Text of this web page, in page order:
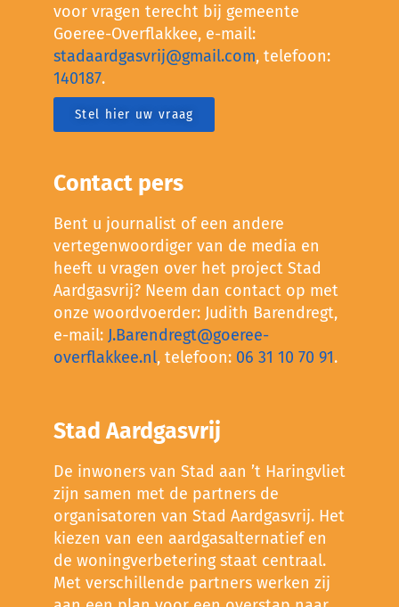
voor vragen terecht bij gemeente
Goeree-Overflakkee, e-mail:
stadaardgasvrij@gmail.com, telefoon:
140187.
Stel hier uw vraag
Contact pers
Bent u journalist of een andere
vertegenwoordiger van de media en
heeft u vragen over het project Stad
Aardgasvrij? Neem dan contact op met
onze woordvoerder: Judith Barendregt,
e-mail: J.Barendregt@goeree-
overflakkee.nl, telefoon: 06 31 10 70 91.
Stad Aardgasvrij
De inwoners van Stad aan ’t Haringvliet
zijn samen met de partners de
organisatoren van Stad Aardgasvrij. Het
kiezen van een aardgasalternatief en
de woningverbetering staat centraal.
Met verschillende partners werken zij